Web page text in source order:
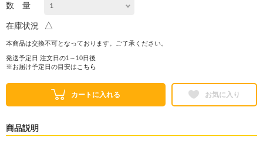
数 量
在庫状況 △
本商品は交換不可となっております。ご了承ください。
発送予定日 注文日の1～10日後
※お届け予定日の目安は こちら
カートに入れる お気に入り
商品説明